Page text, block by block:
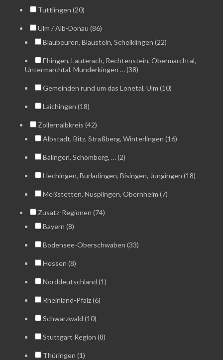
Tuttlingen (20)
Ulm / Alb-Donau (86)
Blaubeuren, Blaustein, Schelklingen (22)
Ehingen, Lauterach, Rechtenstein, Obermarchtal,
Untermarchtal, Munderkingen … (38)
Gemeinden rund um das Lonetal, Ulm (10)
Laichingen (18)
Zollernalbkreis (42)
Albstadt, Bitz, Straßberg, Winterlingen (16)
Balingen, Schömberg, … (2)
Hechingen, Burladingen, Bisingen, Jungingen (18)
Meßstetten, Nusplingen, Obernheim (7)
Zusatz-Regionen (74)
Bayern (8)
Bodensee-Oberschwaben (33)
Hessen (8)
Norddeutschland (1)
Rheinland-Pfalz (6)
Schwarzwald (10)
Stuttgart Region (8)
Thüringen (1)